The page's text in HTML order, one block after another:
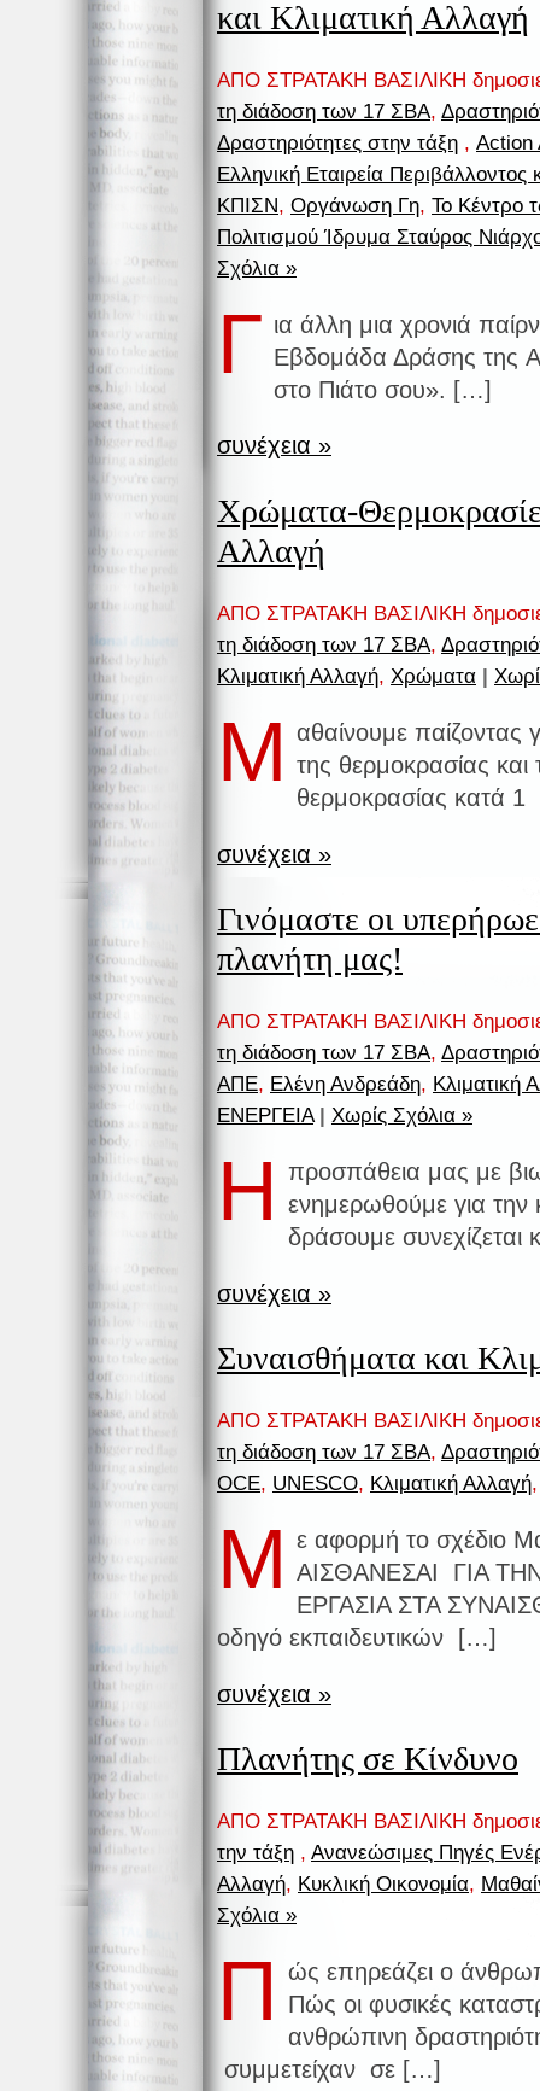
και Κλιματική Αλλαγή
ΑΠΟ ΣΤΡΑΤΑΚΗ ΒΑΣΙΛΙΚΗ
τη διάδοση των 17 ΣΒΑ,
Δραστηριότητες στην τάξη , Action
Ελληνική Εταιρεία Περιβάλλοντος
ΚΠΙΣΝ, Οργάνωση Γη, Το Κέντρο
Πολιτισμού Ίδρυμα Σταύρος
Σχόλια »
Γ ια άλλη μια χρονιά
Εβδομάδα Δράσης της
στο Πιάτο σου». […]
συνέχεια »
Χρώματα-
Αλλαγή
ΑΠΟ ΣΤΡΑΤΑΚΗ ΒΑΣΙΛΙΚΗ
τη διάδοση των 17 ΣΒΑ,
Κλιματική Αλλαγή, Χρώματα |
Μ
αθαίνουμε
της θερμοκρασίας
θερμοκρασίας κατά
συνέχεια »
Γινόμαστε οι
πλανήτη μας!
ΑΠΟ ΣΤΡΑΤΑΚΗ ΒΑΣΙΛΙΚΗ
τη διάδοση των 17 ΣΒΑ,
ΑΠΕ, Ελένη Ανδρεάδη, Κλιματική
ΕΝΕΡΓΕΙΑ | Χωρίς Σχόλια »
Η
προσπάθεια μας με
ενημερωθούμε για την
δράσουμε συνεχίζεται
συνέχεια »
Συναισθήματα και
ΑΠΟ ΣΤΡΑΤΑΚΗ ΒΑΣΙΛΙΚΗ
τη διάδοση των 17 ΣΒΑ,
OCE, UNESCO, Κλιματική Αλλαγή
Μ
ε αφορμή το σχέδιο
ΑΙΣΘΑΝΕΣΑΙ ΓΙΑ
ΕΡΓΑΣΙΑ ΣΤΑ
οδηγό εκπαιδευτικών […]
συνέχεια »
Πλανήτης σε Κίνδυνο
ΑΠΟ ΣΤΡΑΤΑΚΗ ΒΑΣΙΛΙΚΗ
την τάξη , Ανανεώσιμες Πηγές
Αλλαγή, Κυκλική Οικονομία,
Σχόλια »
Π
ώς επηρεάζει ο
Πώς οι φυσικές
ανθρώπινη
συμμετείχαν σε […]